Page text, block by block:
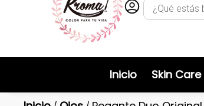
Inicio Skin Care